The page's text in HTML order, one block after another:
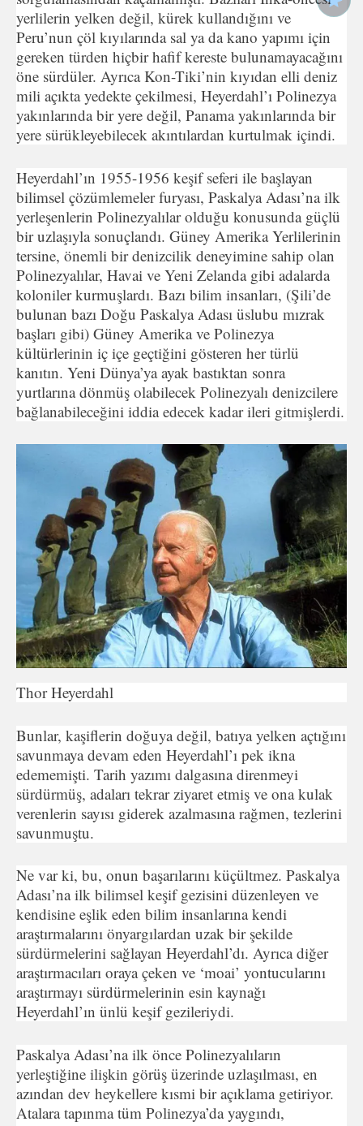
yerlilerin yelken değil, kürek kullandığını ve
Peru’nun çöl kıyılarında sal ya da kano yapımı için
gereken türden hiçbir hafif kereste bulunamayacağı­nı
öne sürdüler. Ayrıca Kon-Tiki’nin kıyıdan elli deniz
mili açıkta yedekte çekilmesi, Heyerdahl’ı Polinezya
yakınlarında bir yere değil, Panama yakınlarında bir
yere sürükleyebilecek akıntılardan kurtulmak içindi.
Heyerdahl’ın 1955-1956 keşif seferi ile başlayan
bilimsel çö­zümlemeler furyası, Paskalya Adası’na ilk
yerleşenlerin Polinezyalılar olduğu konusunda güçlü
bir uzlaşıyla sonuçlandı. Gü­ney Amerika Yerlilerinin
tersine, önemli bir denizcilik deneyi­mine sahip olan
Polinezyalılar, Havai ve Yeni Zelanda gibi ada­larda
koloniler kurmuşlardı. Bazı bilim insanları, (Şili’de
bulunan bazı Doğu Paskalya Adası üslubu mızrak
başları gibi) Güney Amerika ve Polinezya
kültürlerinin iç içe geçtiğini gösteren her türlü
kanıtın. Yeni Dünya’ya ayak bastıktan sonra
yurtlarına dönmüş olabilecek Polinezyalı denizcilere
bağlanabileceğini id­dia edecek kadar ileri gitmişlerdi.
Thor Heyerdahl
Bunlar, kaşiflerin doğuya değil, batıya yelken açtığını
savun­maya devam eden Heyerdahl’ı pek ikna
edememişti. Tarih yazımı dalgasına direnmeyi
sürdürmüş, adaları tekrar ziyaret etmiş ve ona kulak
verenlerin sayısı giderek azalmasına rağmen, tez­lerini
savunmuştu.
Ne var ki, bu, onun başarılarını küçültmez. Paskalya
Adası’na ilk bilimsel keşif gezisini düzenleyen ve
kendisine eşlik eden bi­lim insanlarına kendi
araştırmalarını önyargılardan uzak bir şe­kilde
sürdürmelerini sağlayan Heyerdahl’dı. Ayrıca diğer
araştır­macıları oraya çeken ve ‘moai’ yontucularını
araştırmayı sürdür­melerinin esin kaynağı
Heyerdahl’ın ünlü keşif gezileriydi.
Paskalya Adası’na ilk önce Polinezyalıların
yerleştiğine iliş­kin görüş üzerinde uzlaşılması, en
azından dev heykellere kısmi bir açıklama getiriyor.
Atalara tapınma tüm Polinezya’da yay­gındı,